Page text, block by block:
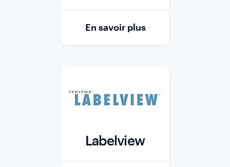
Role
En savoir plus
Labelview
Role